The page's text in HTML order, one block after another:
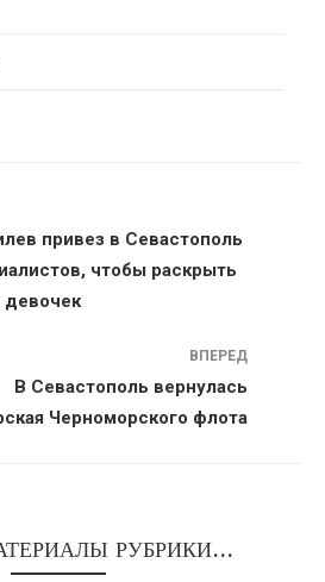
привез в Севастополь
чтобы раскрыть
девочек
ВПЕРЕД
В Севастополь вернулась
Черноморского флота
РУБРИКИ...